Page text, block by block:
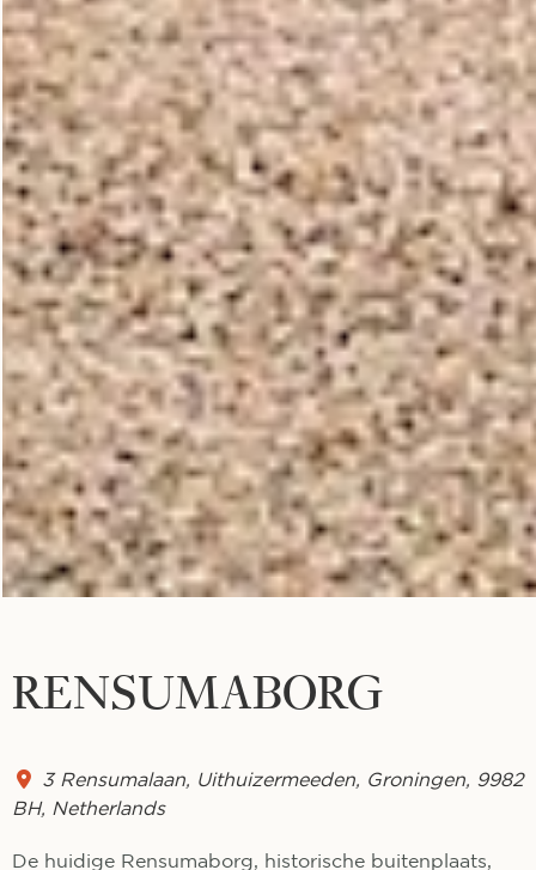
RENSUMABORG
3 Rensumalaan Uithuizermeeden Groningen
9982
BH, Netherlands
De huidige Rensumaborg, historische buitenplaats,